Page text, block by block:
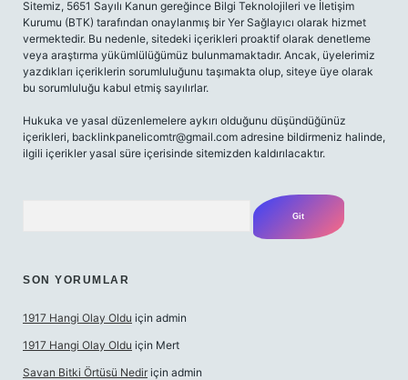
Sitemiz, 5651 Sayılı Kanun gereğince Bilgi Teknolojileri ve İletişim
Kurumu (BTK) tarafından onaylanmış bir Yer Sağlayıcı olarak hizmet
vermektedir. Bu nedenle, sitedeki içerikleri proaktif olarak denetleme
veya araştırma yükümlülüğümüz bulunmamaktadır. Ancak, üyelerimiz
yazdıkları içeriklerin sorumluluğunu taşımakta olup, siteye üye olarak
bu sorumluluğu kabul etmiş sayılırlar.
Hukuka ve yasal düzenlemelere aykırı olduğunu düşündüğünüz
içerikleri, backlinkpanelicomtr@gmail.com adresine bildirmeniz halinde,
ilgili içerikler yasal süre içerisinde sitemizden kaldırılacaktır.
SON YORUMLAR
1917 Hangi Olay Oldu için admin
1917 Hangi Olay Oldu için Mert
Savan Bitki Örtüsü Nedir için admin